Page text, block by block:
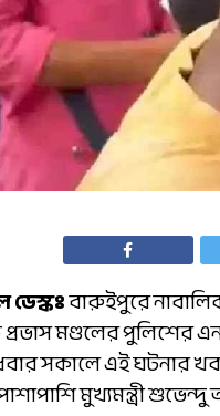
ডেস্কঃবারুইপুরে
মণ্ডলের পুলিশের
সকালে এই ঘটনার
মুখ্যমন্ত্রী